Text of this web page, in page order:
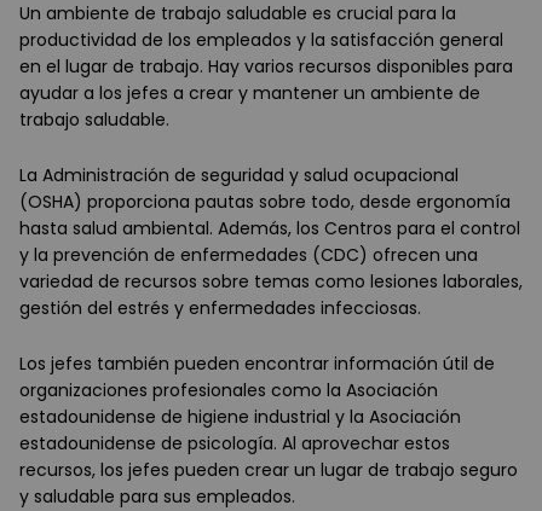
Un ambiente de trabajo saludable es crucial para la
productividad de los empleados y la satisfacción general
en el lugar de trabajo. Hay varios recursos disponibles para
ayudar a los jefes a crear y mantener un ambiente de
trabajo saludable.
La Administración de seguridad y salud ocupacional
(OSHA) proporciona pautas sobre todo, desde ergonomía
hasta salud ambiental. Además, los Centros para el control
y la prevención de enfermedades (CDC) ofrecen una
variedad de recursos sobre temas como lesiones laborales,
gestión del estrés y enfermedades infecciosas.
Los jefes también pueden encontrar información útil de
organizaciones profesionales como la Asociación
estadounidense de higiene industrial y la Asociación
estadounidense de psicología. Al aprovechar estos
recursos, los jefes pueden crear un lugar de trabajo seguro
y saludable para sus empleados.